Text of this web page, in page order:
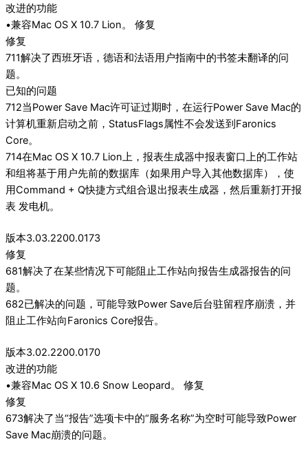
改进的功能
•兼容Mac OS X 10.7 Lion。 修复
修复
711解决了西班牙语，德语和法语用户指南中的书签未翻译的问
题。
已知的问题
712当Power Save Mac许可证过期时，在运行Power Save Mac的
计算机重新启动之前，StatusFlags属性不会发送到Faronics
Core。
714在Mac OS X 10.7 Lion上，报表生成器中报表窗口上的工作站
和组将基于用户先前的数据库（如果用户导入其他数据库），使
用Command + Q快捷方式组合退出报表生成器，然后重新打开报
表 发电机。
版本3.03.2200.0173
修复
681解决了在某些情况下可能阻止工作站向报告生成器报告的问
题。
682已解决的问题，可能导致Power Save后台驻留程序崩溃，并
阻止工作站向Faronics Core报告。
版本3.02.2200.0170
改进的功能
•兼容Mac OS X 10.6 Snow Leopard。 修复
修复
673解决了当“报告”选项卡中的“服务名称”为空时可能导致Power
Save Mac崩溃的问题。